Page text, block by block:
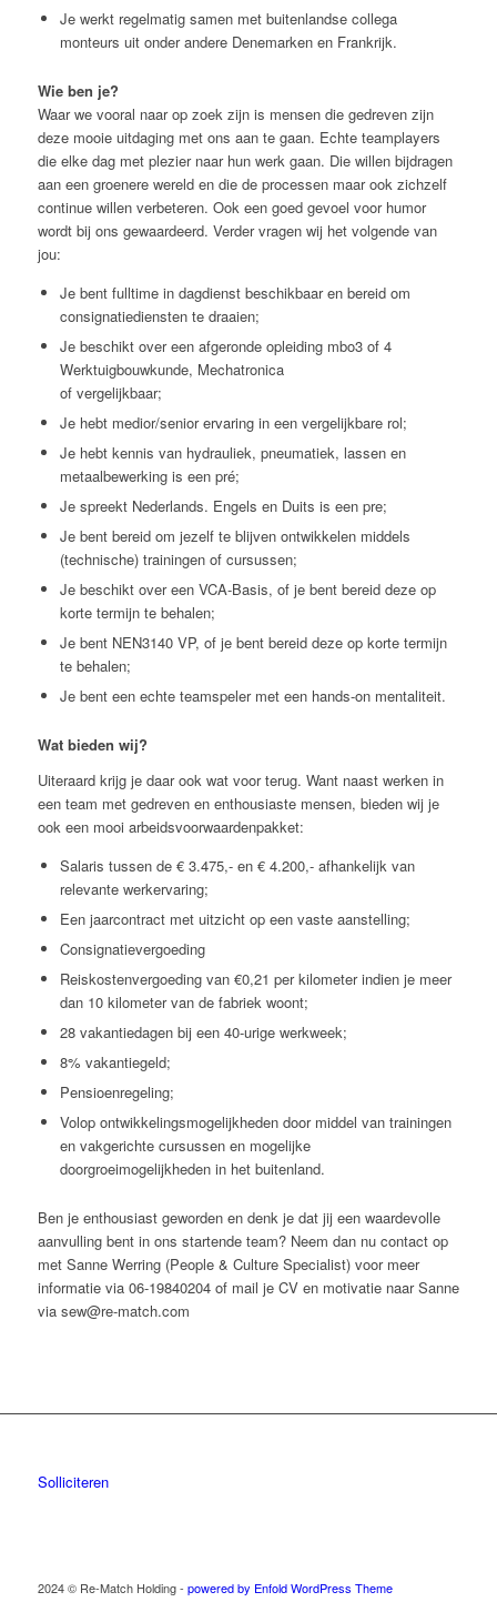
Je werkt regelmatig samen met buitenlandse collega
monteurs uit onder andere Denemarken en Frankrijk.
Wie ben je?
Waar we vooral naar op zoek zijn is mensen die gedreven zijn
deze mooie uitdaging met ons aan te gaan. Echte teamplayers
die elke dag met plezier naar hun werk gaan. Die willen bijdragen
aan een groenere wereld en die de processen maar ook zichzelf
continue willen verbeteren. Ook een goed gevoel voor humor
wordt bij ons gewaardeerd. Verder vragen wij het volgende van
jou:
Je bent fulltime in dagdienst beschikbaar en bereid om
consignatiediensten te draaien;
Je beschikt over een afgeronde opleiding mbo3 of 4
Werktuigbouwkunde, Mechatronica
of vergelijkbaar;
Je hebt medior/senior ervaring in een vergelijkbare rol;
Je hebt kennis van hydrauliek, pneumatiek, lassen en
metaalbewerking is een pré;
Je spreekt Nederlands. Engels en Duits is een pre;
Je bent bereid om jezelf te blijven ontwikkelen middels
(technische) trainingen of cursussen;
Je beschikt over een VCA-Basis, of je bent bereid deze op
korte termijn te behalen;
Je bent NEN3140 VP, of je bent bereid deze op korte termijn
te behalen;
Je bent een echte teamspeler met een hands-on mentaliteit.
Wat bieden wij?
Uiteraard krijg je daar ook wat voor terug. Want naast werken in
een team met gedreven en enthousiaste mensen, bieden wij je
ook een mooi arbeidsvoorwaardenpakket:
Salaris tussen de € 3.475,- en € 4.200,- afhankelijk van
relevante werkervaring;
Een jaarcontract met uitzicht op een vaste aanstelling;
Consignatievergoeding
Reiskostenvergoeding van €0,21 per kilometer indien je meer
dan 10 kilometer van de fabriek woont;
28 vakantiedagen bij een 40-urige werkweek;
8% vakantiegeld;
Pensioenregeling;
Volop ontwikkelingsmogelijkheden door middel van trainingen
en vakgerichte cursussen en mogelijke
doorgroeimogelijkheden in het buitenland.
Ben je enthousiast geworden en denk je dat jij een waardevolle
aanvulling bent in ons startende team? Neem dan nu contact op
met Sanne Werring (People & Culture Specialist) voor meer
informatie via 06-19840204 of mail je CV en motivatie naar Sanne
via sew@re-match.com
Solliciteren
2024 © Re-Match Holding - powered by Enfold WordPress Theme